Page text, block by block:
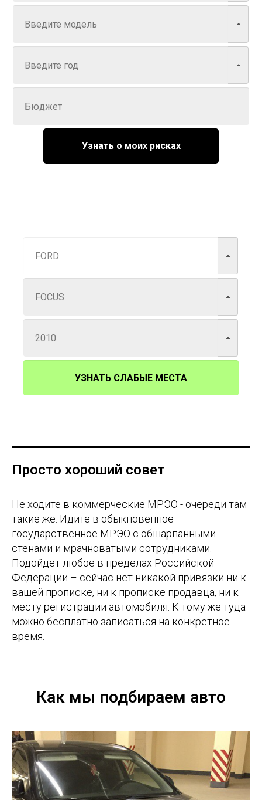
Узнать о моих рисках
УЗНАТЬ СЛАБЫЕ МЕСТА
Просто хороший совет
Не ходите в коммерческие МРЭО - очереди там
такие же. Идите в обыкновенное
государственное МРЭО с обшарпанными
стенами и мрачноватыми сотрудниками.
Подойдет любое в пределах Российской
Федерации – сейчас нет никакой привязки ни к
вашей прописке, ни к прописке продавца, ни к
месту регистрации автомобиля. К тому же туда
можно бесплатно записаться на конкретное
время.
Как мы подбираем авто